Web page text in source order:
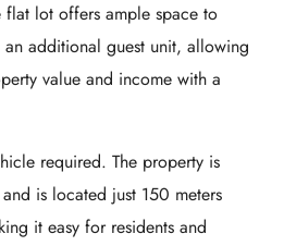
flat lot offers ample space to
additional guest unit, allowing
value and income with a
required. The property is
is located just 150 meters
it easy for residents and